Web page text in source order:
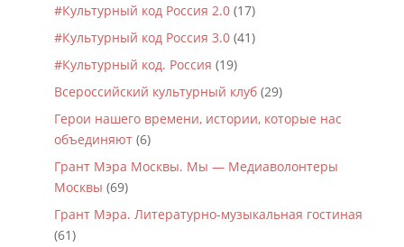
#Культурный код Россия 2.0(17)
#Культурный код Россия 3.0(41)
#Культурный код. Россия (19)
Всероссийский культурный клуб(29)
Герои нашего времени, истории, которые нас
объединяют(6)
Грант Мэра Москвы. Мы — Медиаволонтеры
Москвы (69)
Грант Мэра. Литературно-музыкальная гостиная
(61)